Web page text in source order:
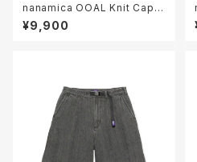
nanamica OOAL Knit Cap (
S26FP011 )
¥9,900